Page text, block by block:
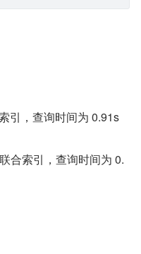
引，查询时间为 0.91s
合索引，查询时间为 0.